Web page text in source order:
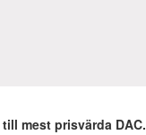
mest prisvärda DAC.